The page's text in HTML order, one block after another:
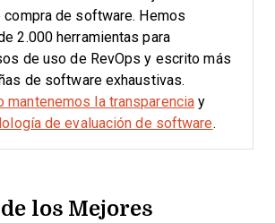
de software. Hemos
2.000 herramientas para
de uso de RevOps y escrito más
de software exhaustivas.
mantenemos la transparencia y
de evaluación de software.
los Mejores